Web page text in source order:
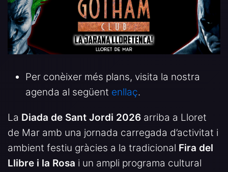
Per conèixer més plans, visita la nostra
agenda al següent enllaç.
La Diada de Sant Jordi 2026 arriba a Lloret
de Mar amb una jornada carregada d’activitat i
ambient festiu gràcies a la tradicional Fira del
Llibre i la Rosa i un ampli programa cultural